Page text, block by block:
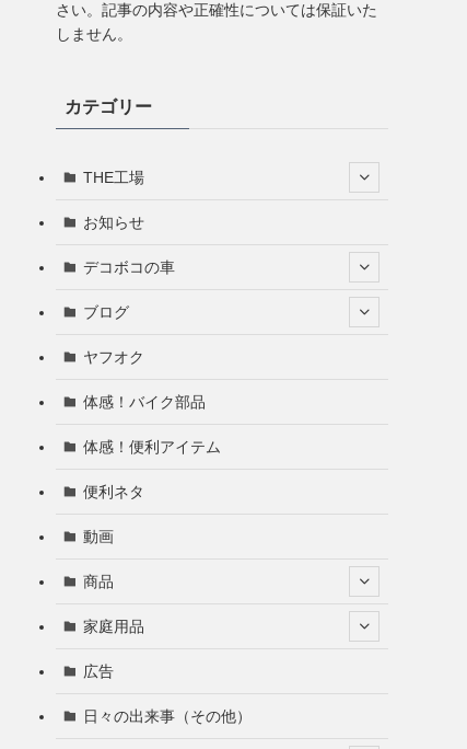
さい。記事の内容や正確性については保証いた
しません。
カテゴリー
THE工場
お知らせ
デコボコの車
ブログ
ヤフオク
体感！バイク部品
体感！便利アイテム
便利ネタ
動画
商品
家庭用品
広告
日々の出来事（その他）